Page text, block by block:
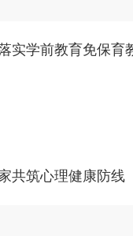
实学前教育免保育
共筑心理健康防线